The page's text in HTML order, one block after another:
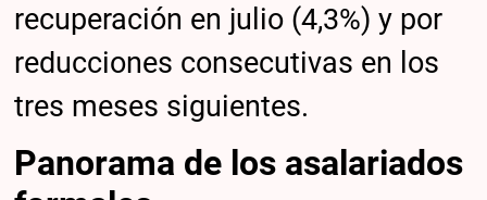
recuperación en julio (4,3%) y por
reducciones consecutivas en los
tres meses siguientes.
Panorama de los asalariados